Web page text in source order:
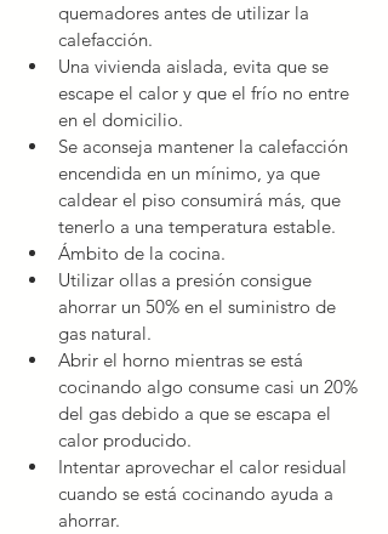
quemadores antes de utilizar la
calefacción.
Una vivienda aislada, evita que se
escape el calor y que el frío no entre
en el domicilio.
Se aconseja mantener la calefacción
encendida en un mínimo, ya que
caldear el piso consumirá más, que
tenerlo a una temperatura estable.
Ámbito de la cocina.
Utilizar ollas a presión consigue
ahorrar un 50% en el suministro de
gas natural.
Abrir el horno mientras se está
cocinando algo consume casi un 20%
del gas debido a que se escapa el
calor producido.
Intentar aprovechar el calor residual
cuando se está cocinando ayuda a
ahorrar.